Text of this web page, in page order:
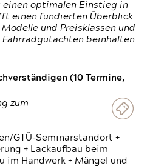
einen optimalen Einstieg in
einen fundierten Überblick
und Preisklassen und
Fahrradgutachten beinhalten
(10 Termine,
zum
GTÜ-Seminarstandort +
+ Lackaufbau beim
im Handwerk + Mängel und